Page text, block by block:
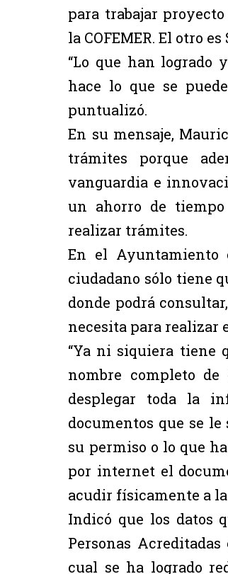
para trabajar
la COFEMER. El otro
“Lo que han logrado
hace lo que se
puntualizó.
En su mensaje,
trámites porque
vanguardia e
un ahorro de
realizar trámites.
En el Ayuntamiento
ciudadano sólo tiene
donde podrá
necesita para realizar
“Ya ni siquiera tiene
nombre completo
desplegar toda la
documentos que se
su permiso o lo que
por internet el
acudir físicamente a
Indicó que los datos
Personas
cual se ha logrado